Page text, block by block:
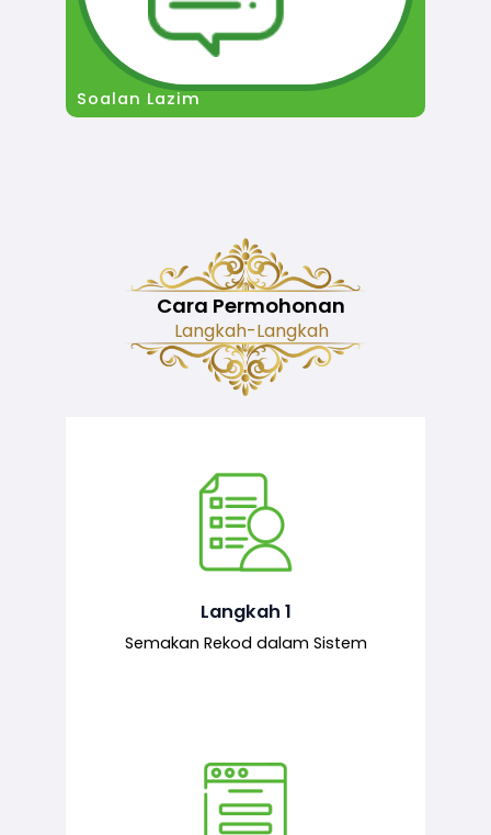
Soalan Lazim
Cara Permohonan
Langkah-Langkah
Langkah 1
Semakan Rekod dalam Sistem
Semakan ke atas sejarah permohonan
yang pernah dibuat oleh pemohon,